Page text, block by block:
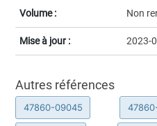
Volume : Non
Mise à jour : 2023-
Autres références
47860-09045